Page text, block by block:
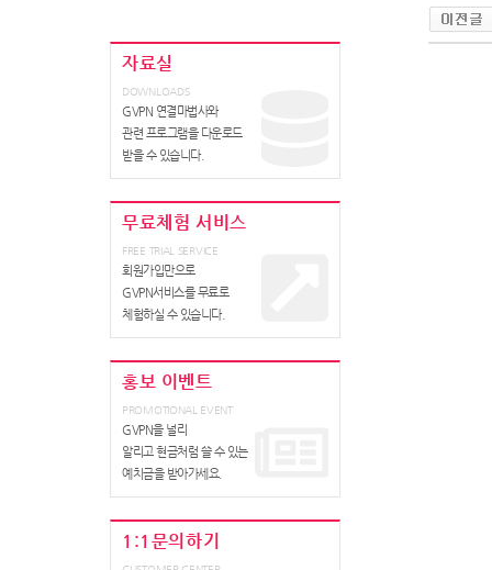
자료실
DOWNLOADS
GVPN 연결마법사와
관련 프로그램을 다운로드
받을 수 있습니다.
무료체험 서비스
FREE TRIAL SERVICE
회원가입만으로
GVPN서비스를 무료로
체험하실 수 있습니다.
홍보 이벤트
PROMOTIONAL EVENT
GVPN을 널리
알리고 현금처럼 쓸 수 있는
예치금을 받아가세요.
1:1문의하기